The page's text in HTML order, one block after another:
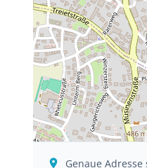
Genaue Adresse